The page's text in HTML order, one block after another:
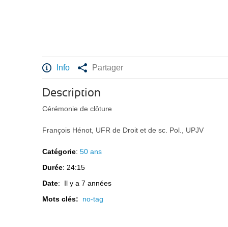
Info Partager
Description
Cérémonie de clôture
François Hénot, UFR de Droit et de sc. Pol., UPJV
Catégorie:50 ans
Durée: 24:15
Date: Il y a 7 années
Mots clés: no-tag